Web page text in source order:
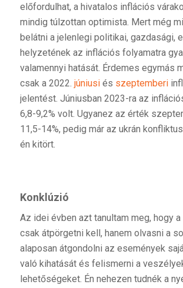
előfordulhat, a hivatalos inflációs
mindig túlzottan optimista. Mert még
belátni a jelenlegi politikai, gazdasági,
helyzetének az inflációs folyamatra
valamennyi hatását. Érdemes egymás
csak a 2022. júniusiés szeptemberi
jelentést. Júniusban 2023-ra az
6,8-9,2% volt. Ugyanez az érték
11,5-14%, pedig már az ukrán
én kitört.
Konklúzió
Az idei évben azt tanultam meg, hogy
csak átpörgetni kell, hanem olvasni a
alaposan átgondolni az események
való kihatását és felismerni a
lehetőségeket. Én nehezen tudnék a